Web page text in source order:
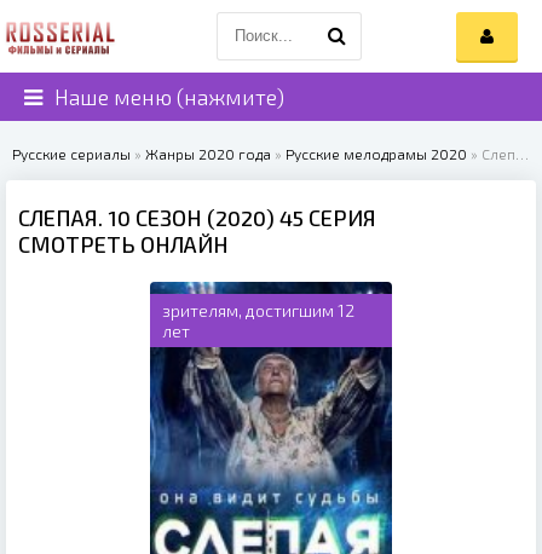
Наше меню (нажмите)
Русские сериалы » Жанры 2020 года » Русские мелодрамы 2020 » Слепая. 10 сезон (2020)
СЛЕПАЯ. 10 СЕЗОН (2020) 45 СЕРИЯ
СМОТРЕТЬ ОНЛАЙН
зрителям, достигшим 12
лет